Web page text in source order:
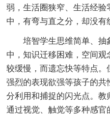
弱，生活圈狭窄、生活经
中，有弯与直之分，却没有
培智学生思维简单、
中，知识迁移困难，空间
较缓慢，而遗忘快等特点
强烈的表现欲强等孩子的
分利用和捕捉的闪光点。教
通过视觉、触觉等多种感官